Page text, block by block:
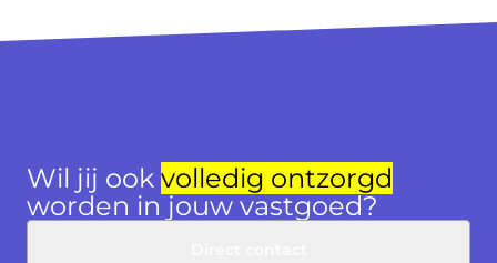
Wil jij ook volledig ontzorgd
worden in jouw vastgoed?